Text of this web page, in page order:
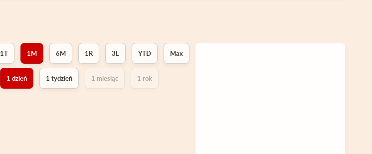
1T 1M 6M 1R 3L YTD Max
1 dzień 1 tydzień 1 miesiąc 1 rok